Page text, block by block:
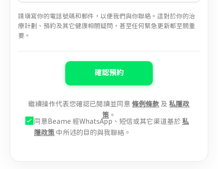
請填寫你的電話號碼和郵件，以便我們與你聯絡。這對於你的治
療計劃、預約及其它健康相關疑問，甚至任何緊急更新都至關重
要。
確認預約
繼續操作代表您確認已閱讀並同意條例條款 及私隱政
策。
同意Beame 經WhatsApp、短信或其它渠道基於私
隱政策中所述的目的與我聯絡。